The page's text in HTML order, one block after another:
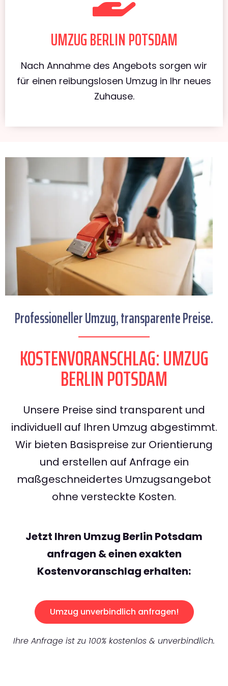
UMZUG BERLIN POTSDAM
Nach Annahme des Angebots sorgen wir
für einen reibungslosen Umzug in Ihr neues
Zuhause.
Professioneller Umzug, transparente Preise.
KOSTENVORANSCHLAG: UMZUG
BERLIN POTSDAM
Unsere Preise sind transparent und
individuell auf Ihren Umzug abgestimmt.
Wir bieten Basispreise zur Orientierung
und erstellen auf Anfrage ein
maßgeschneidertes Umzugsangebot
ohne versteckte Kosten.
Jetzt Ihren Umzug Berlin Potsdam
anfragen & einen exakten
Kostenvoranschlag erhalten:
Umzug unverbindlich anfragen!
Ihre Anfrage ist zu 100% kostenlos & unverbindlich.